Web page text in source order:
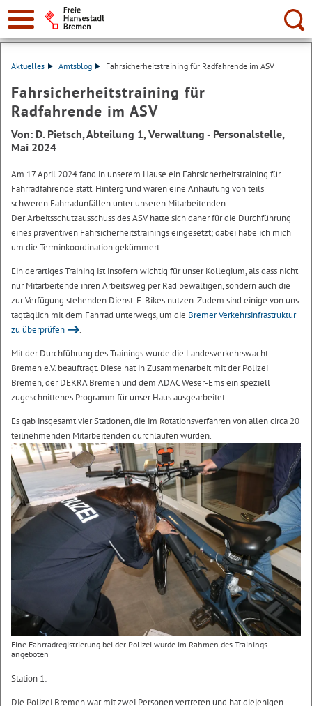
Suche:
Aktuelles Amtsblog Fahrsicherheitstraining für Radfahrende im ASV
Fahrsicherheitstraining für
Radfahrende im ASV
Von: D. Pietsch, Abteilung 1, Verwaltung - Personalstelle,
Mai 2024
Am 17 April 2024 fand in unserem Hause ein Fahrsicherheitstraining für
Fahrradfahrende statt. Hintergrund waren eine Anhäufung von teils
schweren Fahrradunfällen unter unseren Mitarbeitenden.
Der Arbeitsschutzausschuss des ASV hatte sich daher für die Durchführung
eines präventiven Fahrsicherheitstrainings eingesetzt; dabei habe ich mich
um die Terminkoordination gekümmert.
Ein derartiges Training ist insofern wichtig für unser Kollegium, als dass nicht
nur Mitarbeitende ihren Arbeitsweg per Rad bewältigen, sondern auch die
zur Verfügung stehenden Dienst-E-Bikes nutzen. Zudem sind einige von uns
tagtäglich mit dem Fahrrad unterwegs, um die Bremer Verkehrsinfrastruktur
zu überprüfen
.
Mit der Durchführung des Trainings wurde die Landesverkehrswacht-
Bremen e.V. beauftragt. Diese hat in Zusammenarbeit mit der Polizei
Bremen, der DEKRA Bremen und dem ADAC Weser-Ems ein speziell
zugeschnittenes Programm für unser Haus ausgearbeitet.
Es gab insgesamt vier Stationen, die im Rotationsverfahren von allen circa 20
teilnehmenden Mitarbeitenden durchlaufen wurden.
Eine Fahrradregistrierung bei der Polizei wurde im Rahmen des Trainings
angeboten
Station 1:
Die Polizei Bremen war mit zwei Personen vertreten und hat diejenigen